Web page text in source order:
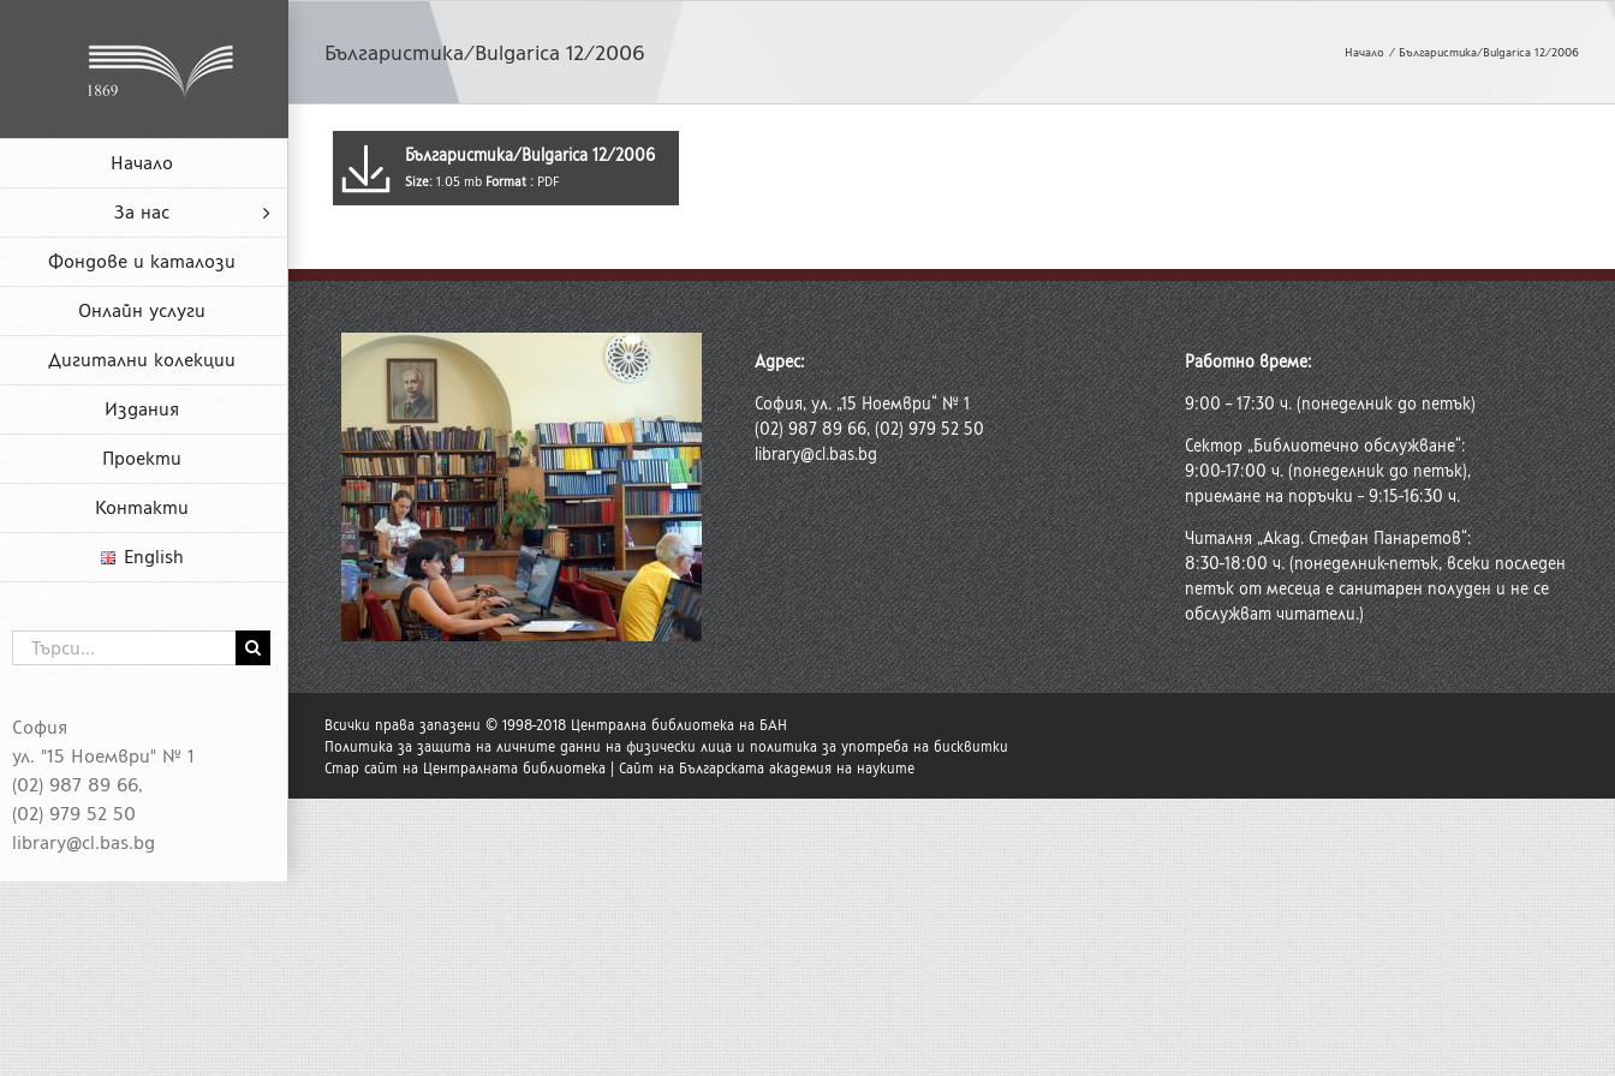
Начало
За нас
Фондове и каталози
Онлайн услуги
Дигитални колекции
Издания
Проекти
Контакти
English
София
ул. "15 Ноември" № 1
(02) 987 89 66,
(02) 979 52 50
library@cl.bas.bg
Търсене
...
Българистика/Bulgarica 12/2006 Начало Българистика/Bulgarica 12/2006
Българистика/Bulgarica 12/2006
Size: 1.05 mb Format : PDF
Адрес:
София, ул. „15 Ноември“ № 1
(02) 987 89 66, (02) 979 52 50
library@cl.bas.bg
Работно време:
9:00 – 17:30 ч. (понеделник до петък)
Сектор „Библиотечно обслужване“:
9:00-17:00 ч. (понеделник до петък),
приемане на поръчки – 9:15-16:30 ч.
Читалня „Акад. Стефан Панаретов“:
8:30-18:00 ч. (понеделник-петък, всеки последен
петък от месеца е санитарен полуден и не се
обслужват читатели.)
Всички права запазени © 1998-2018 Централна библиотека на БАН
Политика за защита на личните данни на физически лица и политика за употреба на бисквитки
Стар сайт на Централната библиотека
Сайт на Българската академия на науките